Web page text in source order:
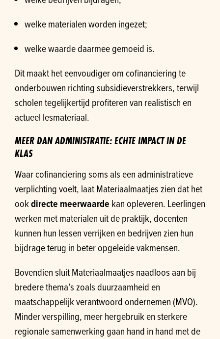
welke materialen worden ingezet;
welke waarde daarmee gemoeid is.
Dit maakt het eenvoudiger om cofinanciering te
onderbouwen richting subsidieverstrekkers, terwijl
scholen tegelijkertijd profiteren van realistisch en
actueel lesmateriaal.
MEER DAN ADMINISTRATIE: ECHTE IMPACT IN DE
KLAS
Waar cofinanciering soms als een administratieve
verplichting voelt, laat Materiaalmaatjes zien dat het
ookdirecte meerwaarde kan opleveren. Leerlingen
werken met materialen uit de praktijk, docenten
kunnen hun lessen verrijken en bedrijven zien hun
bijdrage terug in beter opgeleide vakmensen.
Bovendien sluit Materiaalmaatjes naadloos aan bij
bredere thema’s zoals duurzaamheid en
maatschappelijk verantwoord ondernemen (MVO).
Minder verspilling, meer hergebruik en sterkere
regionale samenwerking gaan hand in hand met de